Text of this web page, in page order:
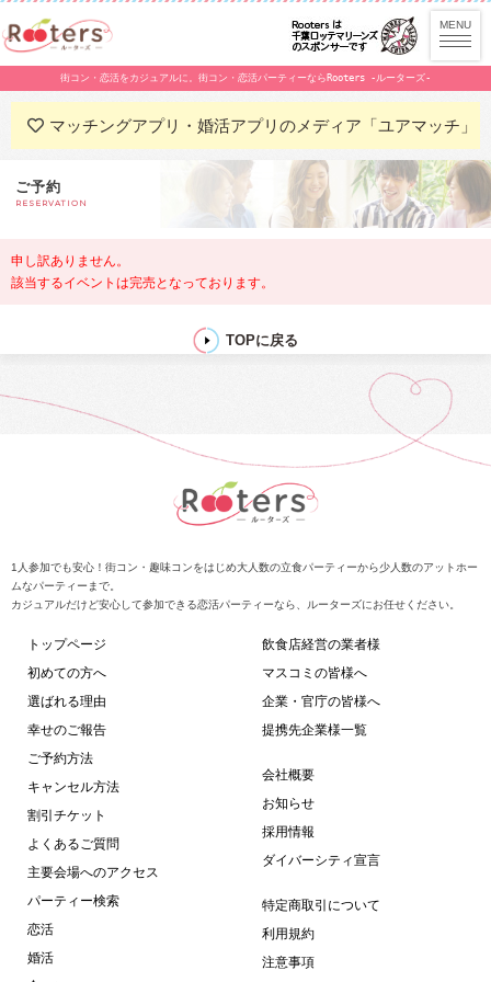
街コン・恋活をカジュアルに。街コン・恋活パーティーならRooters -ルーターズ-
マッチングアプリ・婚活アプリのメディア「ユアマッチ」
ご予約
RESERVATION
申し訳ありません。
該当するイベントは完売となっております。
TOPに戻る
1人参加でも安心！街コン・趣味コンをはじめ大人数の立食パーティーから少人数のアットホー
ムなパーティーまで。
カジュアルだけど安心して参加できる恋活パーティーなら、ルーターズにお任せください。
トップページ
初めての方へ
選ばれる理由
幸せのご報告
ご予約方法
キャンセル方法
割引チケット
よくあるご質問
主要会場へのアクセス
パーティー検索
恋活
婚活
飲食店経営の業者様
マスコミの皆様へ
企業・官庁の皆様へ
提携先企業様一覧
会社概要
お知らせ
採用情報
ダイバーシティ宣言
特定商取引について
利用規約
注意事項